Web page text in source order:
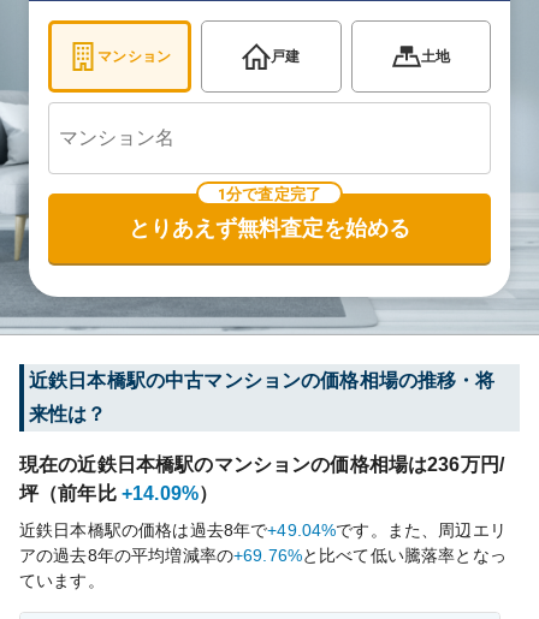
マンション 戸建 土地
1分で査定完了
とりあえず無料査定を始める
近鉄日本橋駅の中古マンションの価格相場の推移・将
来性は？
現在の近鉄日本橋駅のマンションの価格相場は236万円/
坪（前年比 +14.09%）
近鉄日本橋駅の価格は過去8年で+49.04%です。
また、周辺エリ
アの過去8年の平均増減率の+69.76%と比べて低い騰落率となっ
ています。